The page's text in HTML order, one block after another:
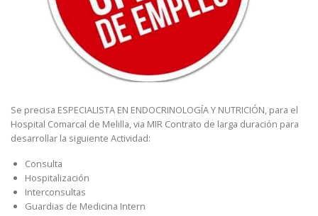
Se precisa ESPECIALISTA EN ENDOCRINOLOGÍA Y NUTRICIÓN, para el
Hospital Comarcal de Melilla, via MIR Contrato de larga duración para
desarrollar la siguiente Actividad:
Consulta
Hospitalización
Interconsultas
Guardias de Medicina Intern